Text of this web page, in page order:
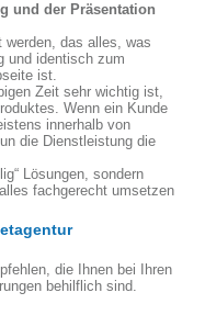
und der Präsentation
werden, das alles, was
und identisch zum
ist.
Zeit sehr wichtig ist,
Wenn ein Kunde
innerhalb von
die Dienstleistung die
Lösungen, sondern
fachgerecht umsetzen
die Ihnen bei Ihren
behilflich sind.